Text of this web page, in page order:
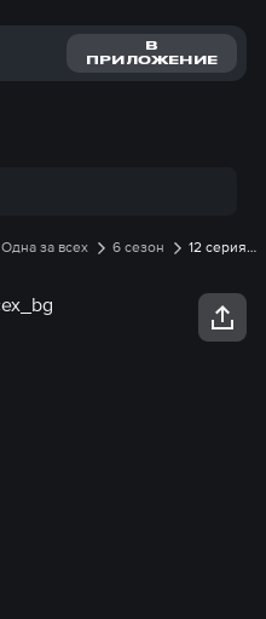
В
ПРИЛОЖЕНИЕ
Одна за всех 6 сезон
12 серия